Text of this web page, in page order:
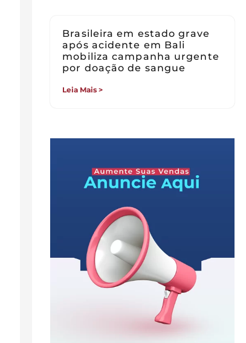
Brasileira em estado grave
após acidente em Bali
mobiliza campanha urgente
por doação de sangue
Leia Mais >